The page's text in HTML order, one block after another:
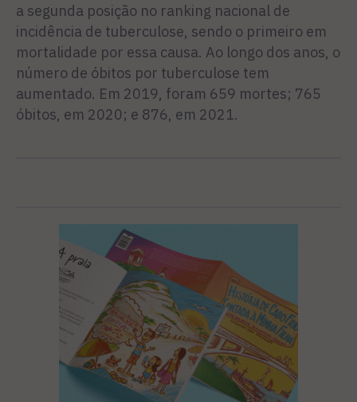
a segunda posição no ranking nacional de
incidência de tuberculose, sendo o primeiro em
mortalidade por essa causa. Ao longo dos anos, o
número de óbitos por tuberculose tem
aumentado. Em 2019, foram 659 mortes; 765
óbitos, em 2020; e 876, em 2021.